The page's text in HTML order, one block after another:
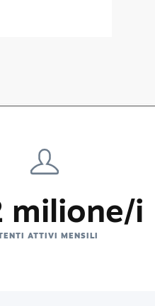
milione/i
ATTIVI MENSILI